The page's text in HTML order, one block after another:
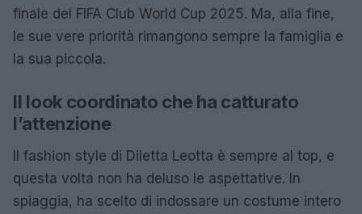
finale del FIFA Club World Cup 2025. Ma, alla fine,
le sue vere priorità rimangono sempre la famiglia e
la sua piccola.
Il look coordinato che ha catturato
l’attenzione
Il fashion style di Diletta Leotta è sempre al top, e
questa volta non ha deluso le aspettative. In
spiaggia, ha scelto di indossare un costume intero